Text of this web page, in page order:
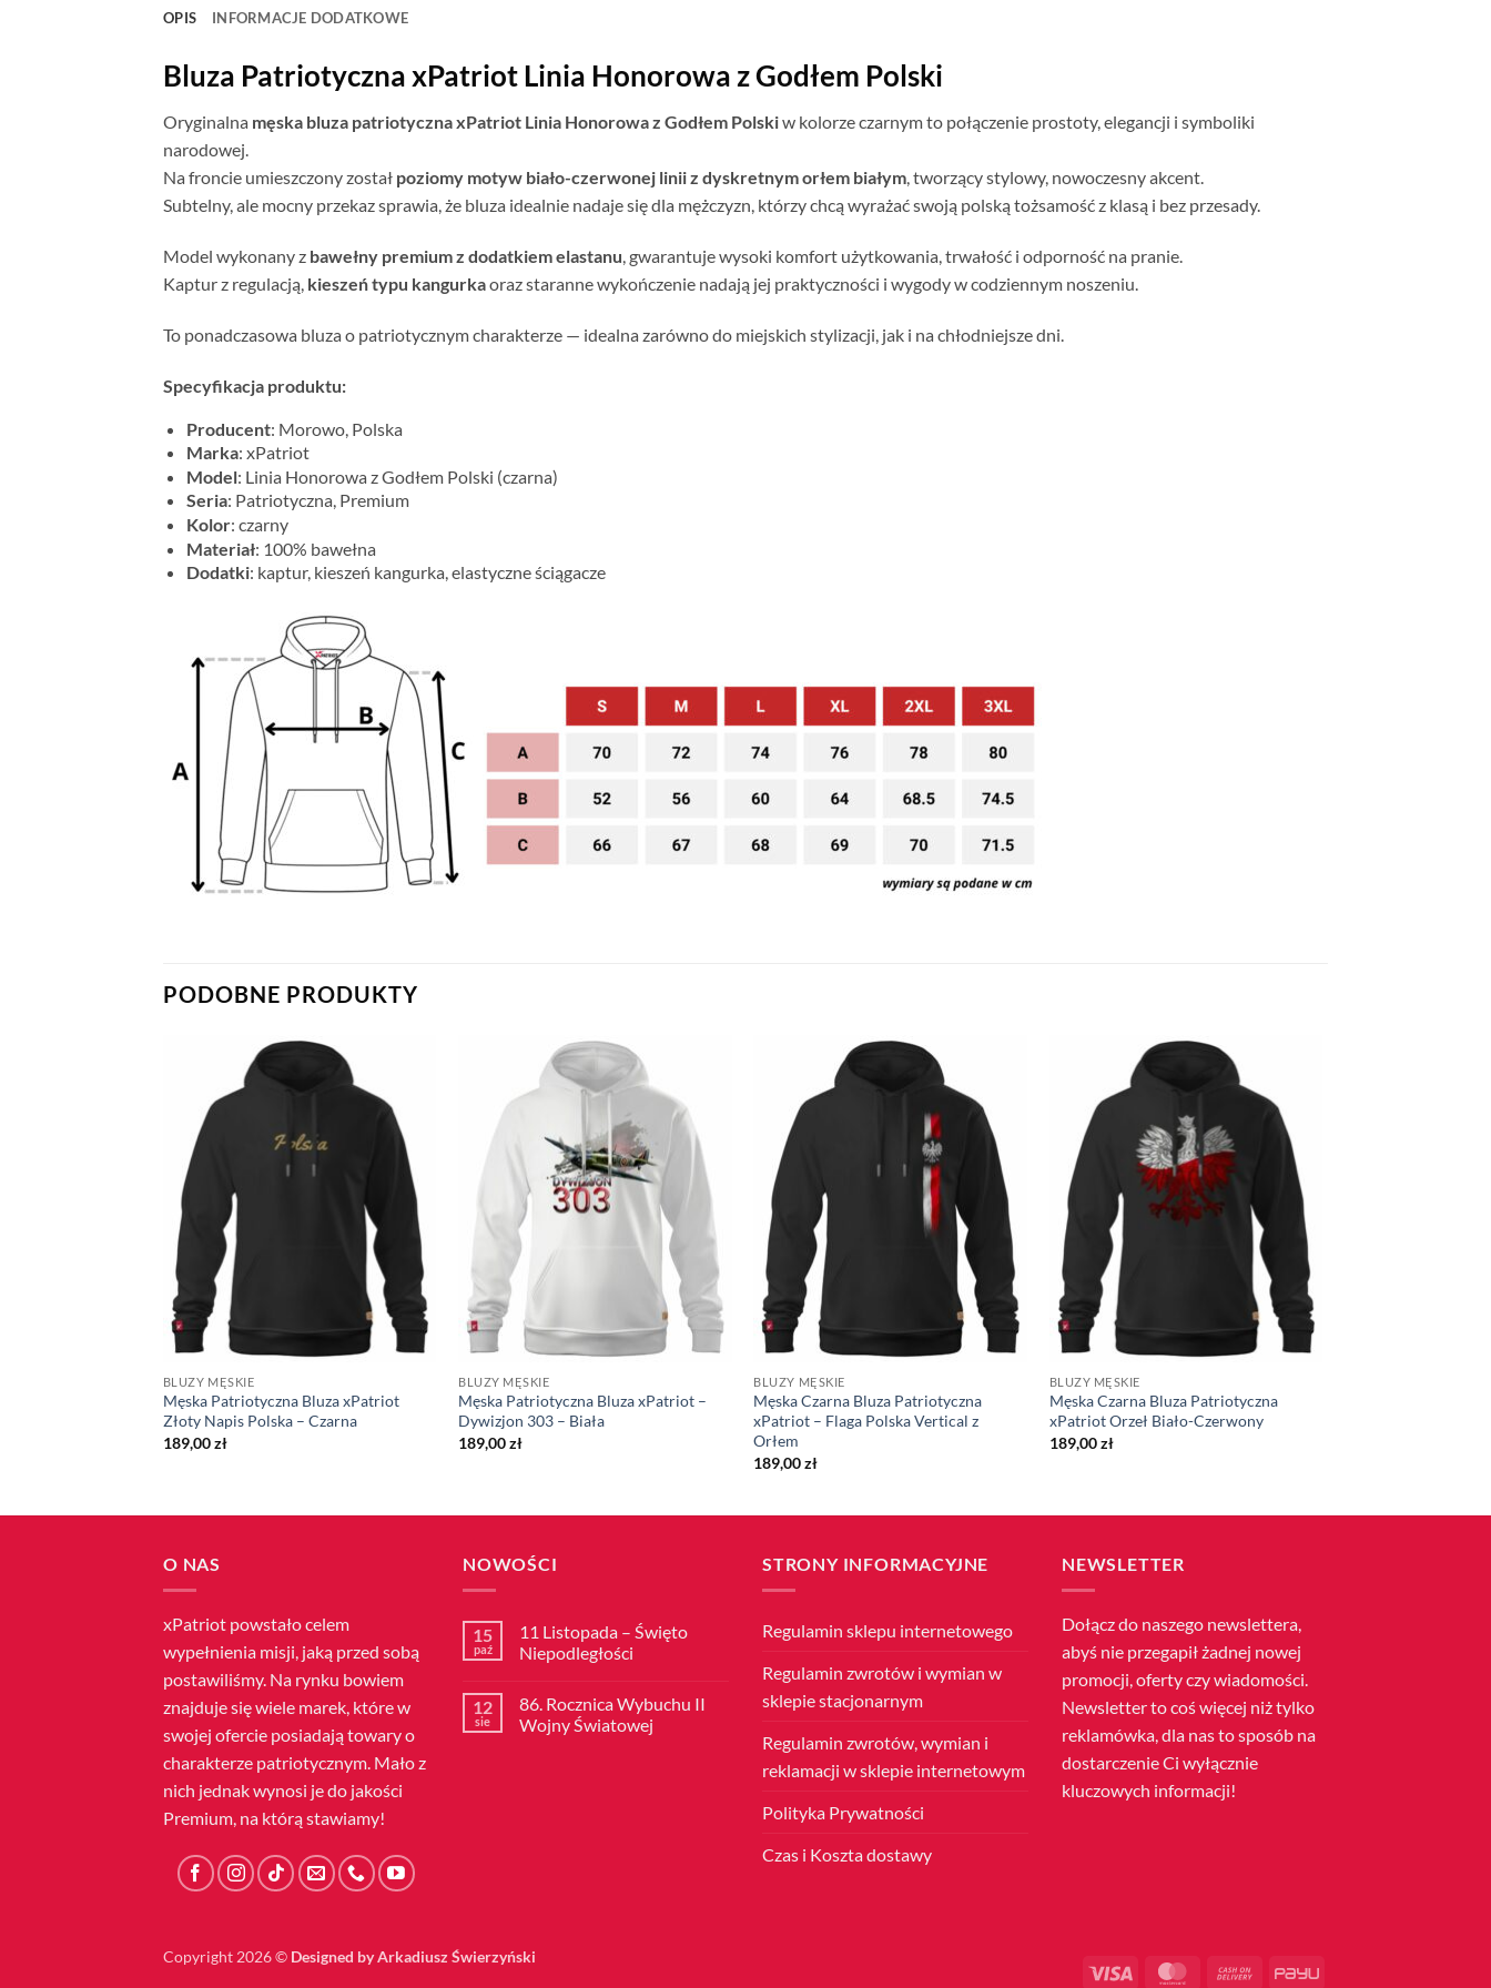
OPIS INFORMACJE DODATKOWE
Bluza Patriotyczna xPatriot Linia Honorowa z Godłem Polski
Oryginalna męska bluza patriotyczna xPatriot Linia Honorowa z Godłem Polskiw kolorze czarnym to połączenie prostoty, elegancji i symboliki
narodowej.
Na froncie umieszczony został poziomy motyw biało-czerwonej linii z dyskretnym orłem białym, tworzący stylowy, nowoczesny akcent.
Subtelny, ale mocny przekaz sprawia, że bluza idealnie nadaje się dla mężczyzn, którzy chcą wyrażać swoją polską tożsamość z klasą i bez przesady.
Model wykonany z bawełny premium z dodatkiem elastanu, gwarantuje wysoki komfort użytkowania, trwałość i odporność na pranie.
Kaptur z regulacją, kieszeń typu kangurkaoraz staranne wykończenie nadają jej praktyczności i wygody w codziennym noszeniu.
To ponadczasowa bluza o patriotycznym charakterze — idealna zarówno do miejskich stylizacji, jak i na chłodniejsze dni.
Specyfikacja produktu:
Producent: Morowo, Polska
Marka: xPatriot
Model: Linia Honorowa z Godłem Polski (czarna)
Seria: Patriotyczna, Premium
Kolor: czarny
Materiał: 100% bawełna
Dodatki: kaptur, kieszeń kangurka, elastyczne ściągacze
PODOBNE PRODUKTY
BLUZY MĘSKIE
Męska Patriotyczna Bluza xPatriot
Złoty Napis Polska – Czarna
189,00zł
BLUZY MĘSKIE
Męska Patriotyczna Bluza xPatriot –
Dywizjon 303 – Biała
189,00zł
BLUZY MĘSKIE
Męska Czarna Bluza Patriotyczna
xPatriot – Flaga Polska Vertical z
Orłem
189,00zł
BLUZY MĘSKIE
Męska Czarna Bluza Patriotyczna
xPatriot Orzeł Biało-Czerwony
189,00zł
O NAS
xPatriot powstało celem
wypełnienia misji, jaką przed sobą
postawiliśmy. Na rynku bowiem
znajduje się wiele marek, które w
swojej ofercie posiadają towary o
charakterze patriotycznym. Mało z
nich jednak wynosi je do jakości
Premium, na którą stawiamy!
NOWOŚCI
15
paź
11 Listopada – Święto
Niepodległości
do
11
Listopada
12
sie
86. Rocznica Wybuchu II
Wojny Światowej
STRONY INFORMACYJNE
Regulamin sklepu internetowego
Regulamin zwrotów i wymian w
sklepie stacjonarnym
Regulamin zwrotów, wymian i
reklamacji w sklepie internetowym
Polityka Prywatności
Czas i Koszta dostawy
NEWSLETTER
Dołącz do naszego newslettera,
abyś nie przegapił żadnej nowej
promocji, oferty czy wiadomości.
Newsletter to coś więcej niż tylko
reklamówka, dla nas to sposób na
dostarczenie Ci wyłącznie
kluczowych informacji!
Visa MasterCardCash
PayU
Copyright 2026 © Designed by Arkadiusz Świerzyński